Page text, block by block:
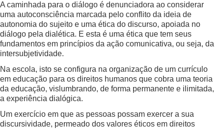
A caminhada para o diálogo é denunciadora ao considerar
uma autoconsciência marcada pelo conflito da ideia de
autonomia do sujeito e uma ética do discurso, apoiada no
diálogo pela dialética. E esta é uma ética que tem seus
fundamentos em princípios da ação comunicativa, ou seja, da
intersubjetividade.
Na escola, isto se configura na organização de um currículo
em educação para os direitos humanos que cobra uma teoria
da educação, vislumbrando, de forma permanente e ilimitada,
a experiência dialógica.
Um exercício em que as pessoas possam exercer a sua
discursividade, permeado dos valores éticos em direitos